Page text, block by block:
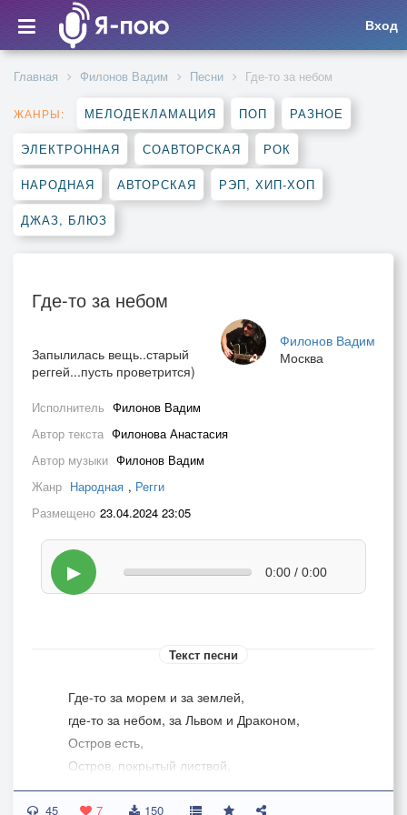
Вход
Главная Филонов Вадим Песни Где-то за небом
ЖАНРЫ: МЕЛОДЕКЛАМАЦИЯ ПОП РАЗНОЕ
ЭЛЕКТРОННАЯ СОАВТОРСКАЯ РОК
НАРОДНАЯ АВТОРСКАЯ РЭП, ХИП-ХОП
ДЖАЗ, БЛЮЗ
Где-то за небом
Филонов Вадим
Москва
Запылилась вещь..старый
реггей...пусть проветрится)
Исполнитель Филонов Вадим
Автор текста Филонова Анастасия
Автор музыки Филонов Вадим
Жанр Народная , Регги
Размещено 23.04.2024 23:05
▶ 0:00 / 0:00
Текст песни
Где-то за морем и за землей,
где-то за небом, за Львом и Драконом,
Остров есть,
Остров, покрытый листвой,
желтой, опавшей из чьих-то ладоней.
Станешь постарше - отправишься в путь
45 7 150